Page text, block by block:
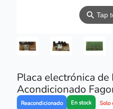
⚲Tap
Placa electrónica de
Acondicionado
Reacondicionado En stock Solo